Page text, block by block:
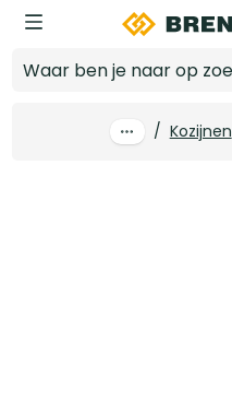
Ga naar hoofdinhoud
/ Kozijnen
Log in voor prijzen